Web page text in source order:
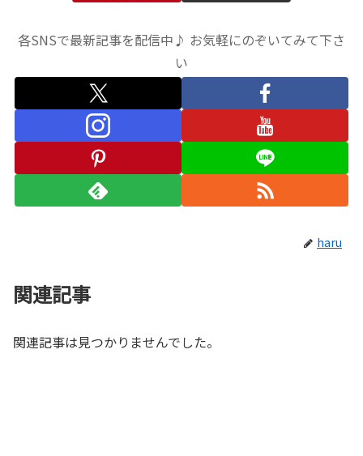
各SNSで最新記事を配信中♪ お気軽にのぞいてみて下さ
い
haru
関連記事
関連記事は見つかりませんでした。